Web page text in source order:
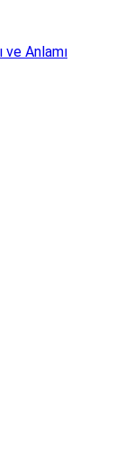
ve Anlamı